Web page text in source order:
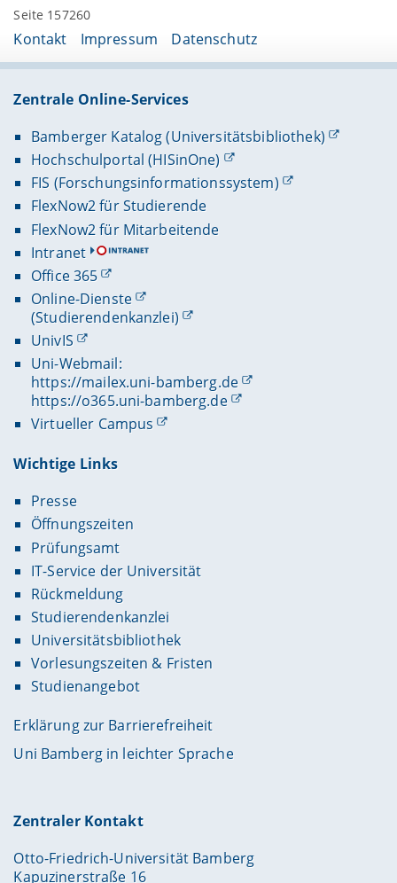
Seite 157260
Kontakt Impressum Datenschutz
Zentrale Online-Services
Bamberger Katalog (Universitätsbibliothek)
Hochschulportal (HISinOne)
FIS (Forschungsinformationssystem)
FlexNow2 für Studierende
FlexNow2 für Mitarbeitende
Intranet
Office 365
Online-Dienste
(Studierendenkanzlei)
UnivIS
Uni-Webmail:
https://mailex.uni-bamberg.de
https://o365.uni-bamberg.de
Virtueller Campus
Wichtige Links
Presse
Öffnungszeiten
Prüfungsamt
IT-Service der Universität
Rückmeldung
Studierendenkanzlei
Universitätsbibliothek
Vorlesungszeiten & Fristen
Studienangebot
Erklärung zur Barrierefreiheit
Uni Bamberg in leichter Sprache
Zentraler Kontakt
Otto-Friedrich-Universität Bamberg
Kapuzinerstraße 16